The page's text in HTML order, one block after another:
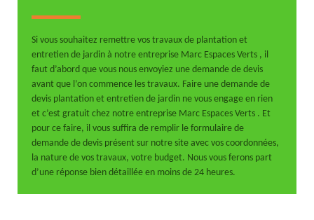
Si vous souhaitez remettre vos travaux de plantation et
entretien de jardin à notre entreprise Marc Espaces Verts , il
faut d’abord que vous nous envoyiez une demande de devis
avant que l’on commence les travaux. Faire une demande de
devis plantation et entretien de jardin ne vous engage en rien
et c’est gratuit chez notre entreprise Marc Espaces Verts . Et
pour ce faire, il vous suffira de remplir le formulaire de
demande de devis présent sur notre site avec vos coordonnées,
la nature de vos travaux, votre budget. Nous vous ferons part
d’une réponse bien détaillée en moins de 24 heures.